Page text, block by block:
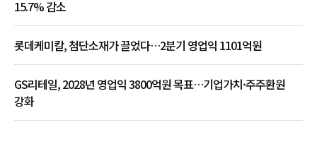
15.7% 감소
롯데케미칼, 첨단소재가 끌었다…2분기 영업익 1101억원
GS리테일, 2028년 영업익 3800억원 목표…기업가치·주주환원
강화